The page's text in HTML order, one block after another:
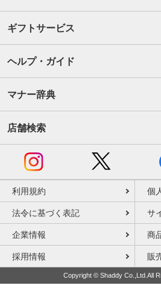
ギフトサービス
ヘルプ・ガイド
マナー辞典
店舗検索
利用規約 個
法令に基づく表記 サ
企業情報 商
採用情報 販
Copyright © Shaddy Co.,Ltd.All